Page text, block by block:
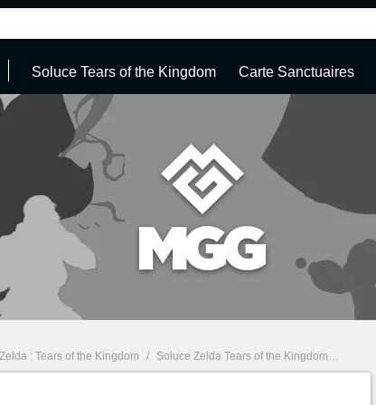
Soluce Tears of the Kingdom Carte Sanctuaires
: Tears of the Kingdom / Soluce Zelda Tears of the Kingdom : Sanctuaire, tenues, quêtes... Guide complet à 100%